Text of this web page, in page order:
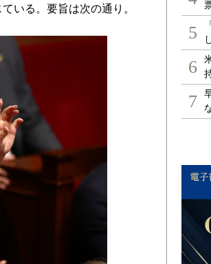
いる。要旨は次の通り。
5
6
7